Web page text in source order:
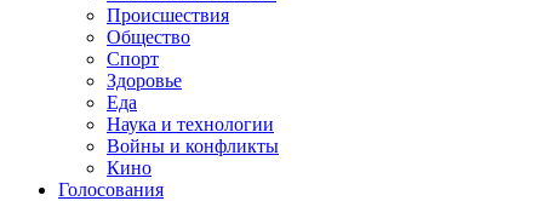
Происшествия
Общество
Спорт
Здоровье
Еда
Наука и технологии
Войны и конфликты
Кино
Голосования